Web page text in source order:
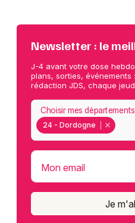
Newsletter : le
J-4 avant votre dose
plans, sorties, événements
rédaction JDS, chaque
24 - Dordogne
Choisir mes départements
Mon email
Je